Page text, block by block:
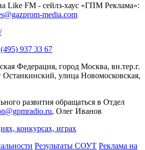
Like FM - сейлз-хаус «ГПМ Реклама»:
media.com
937 33 67
Федерация, город Москва, вн.тер.г.
улица Новомосковская,
развития обращаться в Отдел
, Олег Иванов
конкурсах, играх
Результаты СОУТ Реклама на